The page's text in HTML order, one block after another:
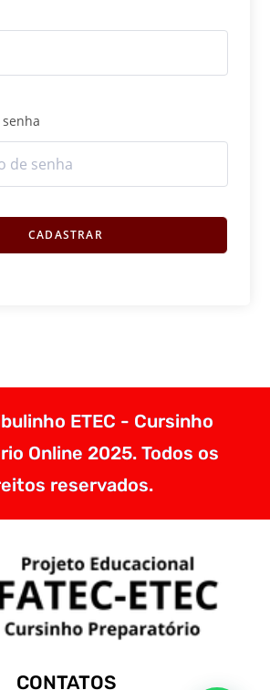
CADASTRAR
ETEC - Cursinho
Online 2025. Todos os
reservados.
CONTATOS